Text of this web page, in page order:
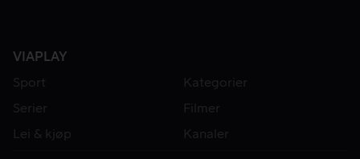
VIAPLAY
Sport
Kategorier
Serier
Filmer
Lei & kjøp
Kanaler